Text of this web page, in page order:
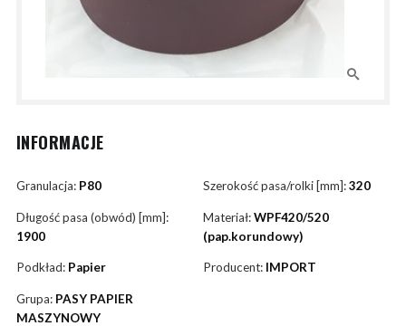
INFORMACJE
Granulacja: P80 Szerokość pasa/rolki [mm]:320
Długość pasa (obwód) [mm]:
1900
Materiał:WPF420/520
(pap.korundowy)
Podkład: Papier Producent: IMPORT
Grupa: PASY PAPIER
MASZYNOWY